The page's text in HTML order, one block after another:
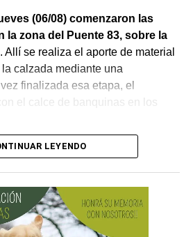
(06/08) comenzaron las
la zona del Puente 83, sobre la
. Allí se realiza el aporte de material
calzada mediante una
finalizada esa etapa, el
el calce de banquinas en los
LEYENDO